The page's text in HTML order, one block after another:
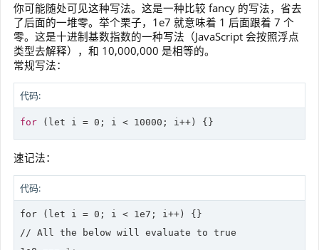
你可能随处可见这种写法。这是一种比较 fancy 的写法，省去
了后面的一堆零。举个栗子，1e7 就意味着 1 后面跟着 7 个
零。这是十进制基数指数的一种写法（JavaScript 会按照浮点
类型去解释），和 10,000,000 是相等的。
常规写法：
代码:
for ( let i = 0; i < 10000; i++) {}
速记法：
代码:
for (let i = 0; i < 1e7; i++) {}
// All the below will evaluate to true